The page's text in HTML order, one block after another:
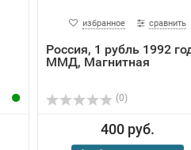
избранное сравнить
Россия, 1 рубль 1992
ММД, Магнитная
(0)
400 руб.